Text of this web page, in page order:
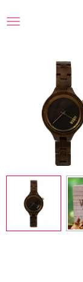
direct
hoofdinhoud